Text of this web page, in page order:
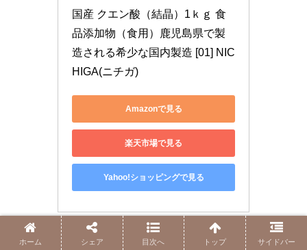
国産 クエン酸（結晶）1ｋｇ 食
品添加物（食用）鹿児島県で製
造される希少な国内製造 [01] NIC
HIGA(ニチガ)
Amazonで見る
楽天市場で見る
Yahoo!ショッピングで見る
＜その他おすすめの商品＞
ホーム シェア 目次へ トップ サイドバー